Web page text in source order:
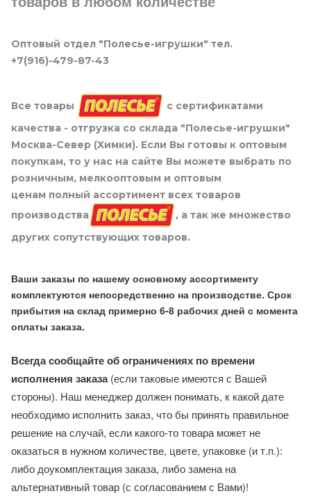
Оптовый отдел "Полесье-игрушки" тел.
+7(916)-479-87-43
Все товары
с сертификатами
качества - отгрузка со склада "Полесье-игрушки"
Москва-Север (Химки). Если Вы готовы к оптовым
покупкам, то у нас на сайте Вы можете выбрать по
розничным, мелкооптовым и оптовым
ценам полный ассортимент всех товаров
производства
, а так же множество
других сопутствующих товаров.
Ваши заказы по нашему основному ассортименту
комплектуются непосредственно на производстве. Срок
прибытия на склад примерно 6-8 рабочих дней с момента
оплаты заказа.
Всегда сообщайте об ограничениях по времени
исполнения заказа(если таковые имеются с Вашей
стороны). Наш менеджер должен понимать, к какой дате
необходимо исполнить заказ, что бы принять правильное
решение на случай, если какого-то товара может не
оказаться в нужном количестве, цвете, упаковке (и т.п.):
либо доукомплектация заказа, либо замена на
альтернативный товар (с согласованием с Вами)!